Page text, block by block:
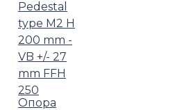
Опора